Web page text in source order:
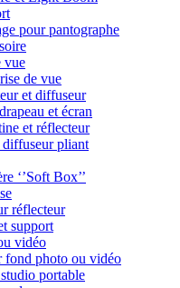
pour pantographe
vue
de vue
et diffuseur
et écran
et réflecteur
pliant
‘’Soft Box’’
réflecteur
support
vidéo
fond photo ou vidéo
portable